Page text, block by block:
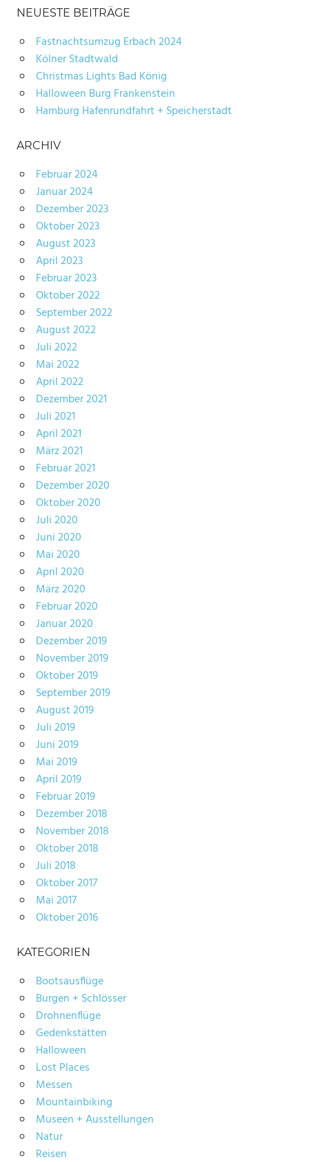
NEUESTE BEITRÄGE
Fastnachtsumzug Erbach 2024
Kölner Stadtwald
Christmas Lights Bad König
Halloween Burg Frankenstein
Hamburg Hafenrundfahrt + Speicherstadt
ARCHIV
Februar 2024
Januar 2024
Dezember 2023
Oktober 2023
August 2023
April 2023
Februar 2023
Oktober 2022
September 2022
August 2022
Juli 2022
Mai 2022
April 2022
Dezember 2021
Juli 2021
April 2021
März 2021
Februar 2021
Dezember 2020
Oktober 2020
Juli 2020
Juni 2020
Mai 2020
April 2020
März 2020
Februar 2020
Januar 2020
Dezember 2019
November 2019
Oktober 2019
September 2019
August 2019
Juli 2019
Juni 2019
Mai 2019
April 2019
Februar 2019
Dezember 2018
November 2018
Oktober 2018
Juli 2018
Oktober 2017
Mai 2017
Oktober 2016
KATEGORIEN
Bootsausflüge
Burgen + Schlösser
Drohnenflüge
Gedenkstätten
Halloween
Lost Places
Messen
Mountainbiking
Museen + Ausstellungen
Natur
Reisen